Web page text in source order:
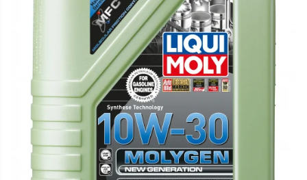
Lichide Suspensie Motociclete
Lichide Întreținere Autoturisme
Lichide Întreținere Camioane
Lichide Întreținere Motociclete
Lichide Întreținere Utilaje